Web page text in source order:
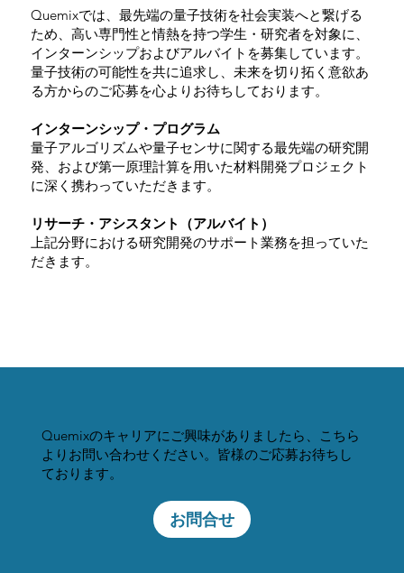
Quemixでは、最先端の量子技術を社会実装へと繋げる
ため、高い専門性と情熱を持つ学生・研究者を対象に、
インターンシップおよびアルバイトを募集しています。
量子技術の可能性を共に追求し、未来を切り拓く意欲あ
る方からのご応募を心よりお待ちしております。
インターンシップ・プログラム
量子アルゴリズムや量子センサに関する最先端の研究開
発、および第一原理計算を用いた材料開発プロジェクト
に深く携わっていただきます。
リサーチ・アシスタント（アルバイト）
上記分野における研究開発のサポート業務を担っていた
だきます。
Quemixのキャリアにご興味がありましたら、こちら
よりお問い合わせください。皆様のご応募お待ちし
ております。
お問合せ